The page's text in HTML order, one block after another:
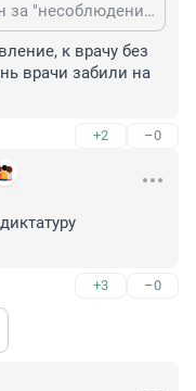
Ловить и штрафовать граждан за "несоблюдение мер".
к врачу без
врачи забили на
+2 –0
+3 –0